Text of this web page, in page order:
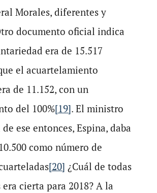
Morales, diferentes y
documento oficial indica
era de 15.517
el acuartelamiento
de 11.152, con un
del 100%[19]. El ministro
ese entonces, Espina, daba
como número de
[20] ¿Cuál de todas
cierta para 2018? A la